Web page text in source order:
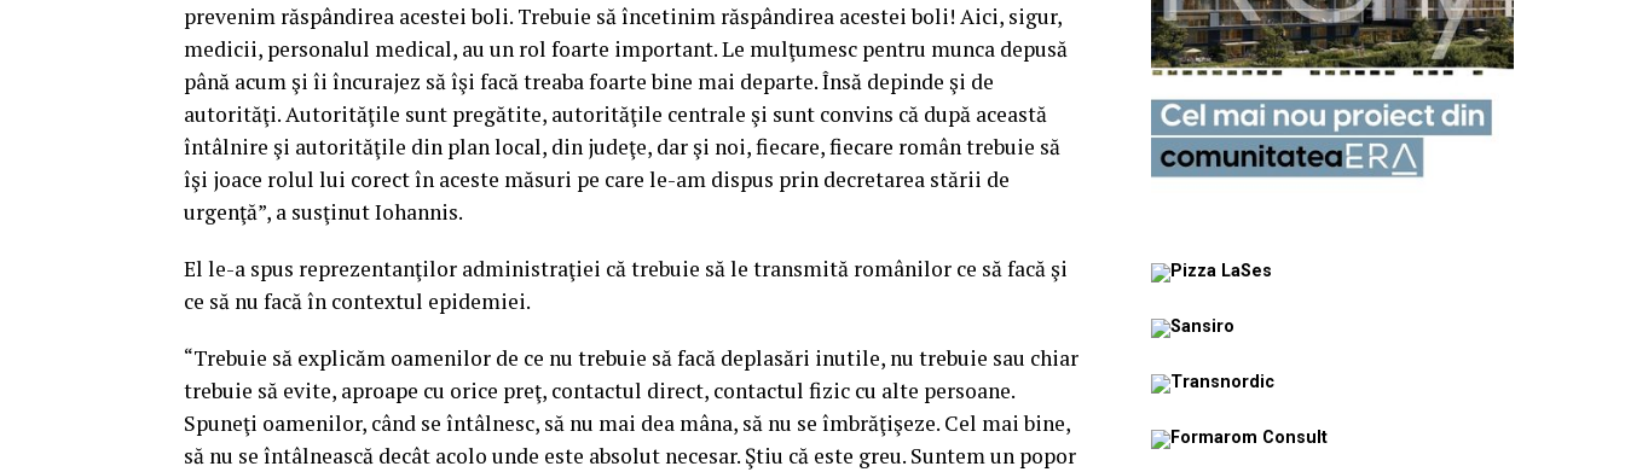
prevenim răspândirea acestei boli. Trebuie să încetinim răspândirea acestei boli! Aici, sigur,
medicii, personalul medical, au un rol foarte important. Le mulţumesc pentru munca depusă
până acum şi îi încurajez să îşi facă treaba foarte bine mai departe. Însă depinde şi de
autorităţi. Autorităţile sunt pregătite, autorităţile centrale şi sunt convins că după această
întâlnire şi autorităţile din plan local, din judeţe, dar şi noi, fiecare, fiecare român trebuie să
îşi joace rolul lui corect în aceste măsuri pe care le-am dispus prin decretarea stării de
urgenţă”, a susţinut Iohannis.
El le-a spus reprezentanţilor administraţiei că trebuie să le transmită românilor ce să facă şi
ce să nu facă în contextul epidemiei.
“Trebuie să explicăm oamenilor de ce nu trebuie să facă deplasări inutile, nu trebuie sau chiar
trebuie să evite, aproape cu orice preţ, contactul direct, contactul fizic cu alte persoane.
Spuneţi oamenilor, când se întâlnesc, să nu mai dea mâna, să nu se îmbrăţişeze. Cel mai bine,
să nu se întâlnească decât acolo unde este absolut necesar. Ştiu că este greu. Suntem un popor